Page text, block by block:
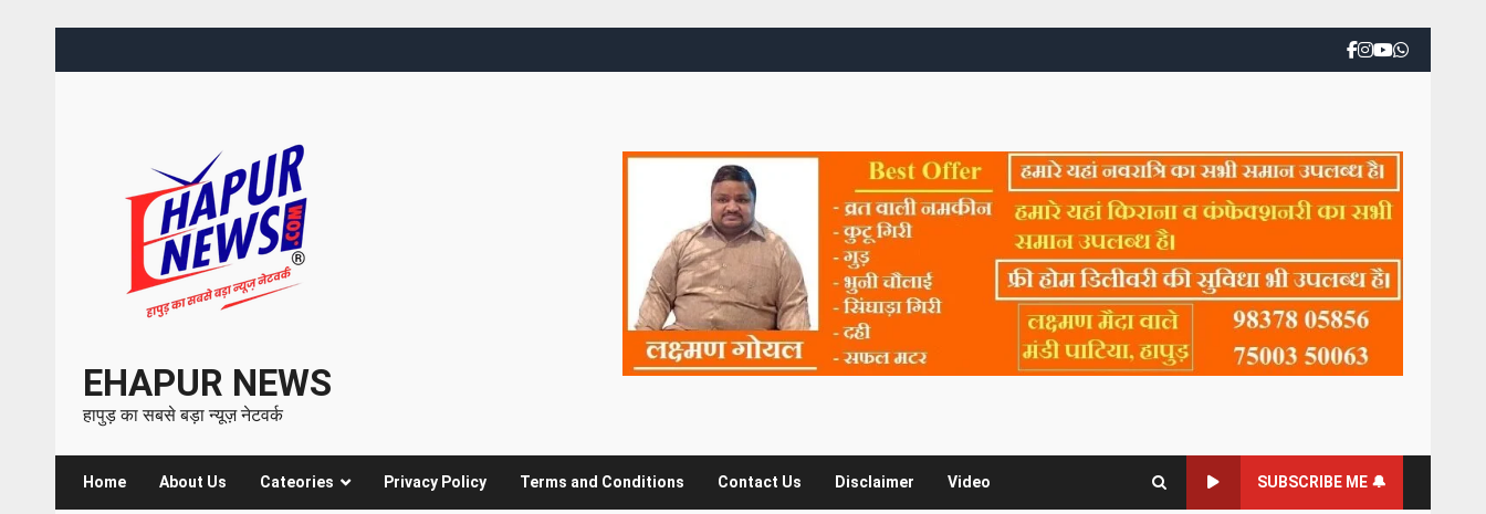
EHAPUR NEWS
हापुड़ का सबसे बड़ा न्यूज़ नेटवर्क
Home About Us Cateories Privacy Policy Terms and Conditions Contact Us Disclaimer Video SUBSCRIBE ME 🔔